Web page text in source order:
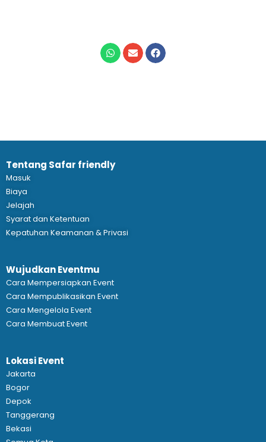
Tentang Safar friendly
Masuk
Biaya
Jelajah
Syarat dan Ketentuan
Kepatuhan Keamanan & Privasi
Wujudkan Eventmu
Cara Mempersiapkan Event
Cara Mempublikasikan Event
Cara Mengelola Event
Cara Membuat Event
Lokasi Event
Jakarta
Bogor
Depok
Tanggerang
Bekasi